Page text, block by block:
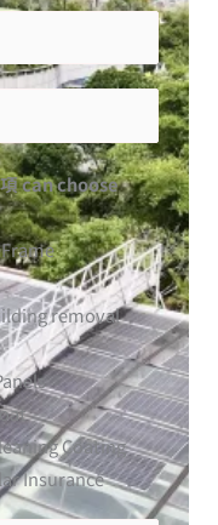
can choose
removal
Coating
Insurance